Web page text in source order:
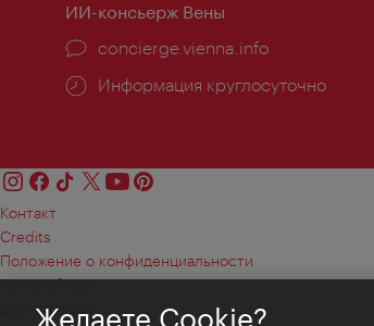
ИИ-консьерж Вены
concierge.vienna.info
Информация круглосуточно
Контакт
Credits
Положение о конфиденциальности
Terms of Use
Доступность
Желаете Cookie?